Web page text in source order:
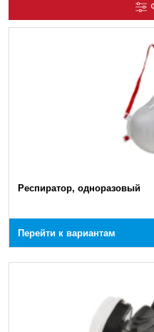
Респиратор, одноразовый
Перейти к вариантам